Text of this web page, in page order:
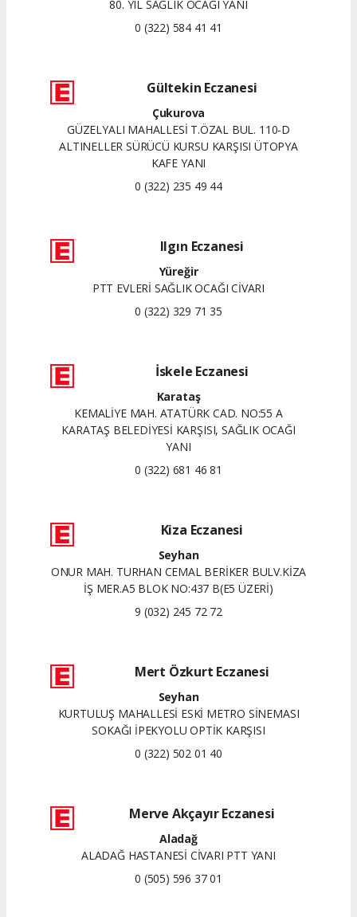
80. YIL SAĞLIK OCAĞI YANI
0 (322) 584 41 41
Gültekin Eczanesi
Çukurova
GÜZELYALI MAHALLESİ T.ÖZAL BUL. 110-D
ALTINELLER SÜRÜCÜ KURSU KARŞISI ÜTOPYA
KAFE YANI
0 (322) 235 49 44
Ilgın Eczanesi
Yüreğir
PTT EVLERİ SAĞLIK OCAĞI CİVARI
0 (322) 329 71 35
İskele Eczanesi
Karataş
KEMALİYE MAH. ATATÜRK CAD. NO:55 A
KARATAŞ BELEDİYESİ KARŞISI, SAĞLIK OCAĞI
YANI
0 (322) 681 46 81
Kiza Eczanesi
Seyhan
ONUR MAH. TURHAN CEMAL BERİKER BULV.KİZA
İŞ MER.A5 BLOK NO:437 B(E5 ÜZERİ)
9 (032) 245 72 72
Mert Özkurt Eczanesi
Seyhan
KURTULUŞ MAHALLESİ ESKİ METRO SİNEMASI
SOKAĞI İPEKYOLU OPTİK KARŞISI
0 (322) 502 01 40
Merve Akçayır Eczanesi
Aladağ
ALADAĞ HASTANESİ CİVARI PTT YANI
0 (505) 596 37 01